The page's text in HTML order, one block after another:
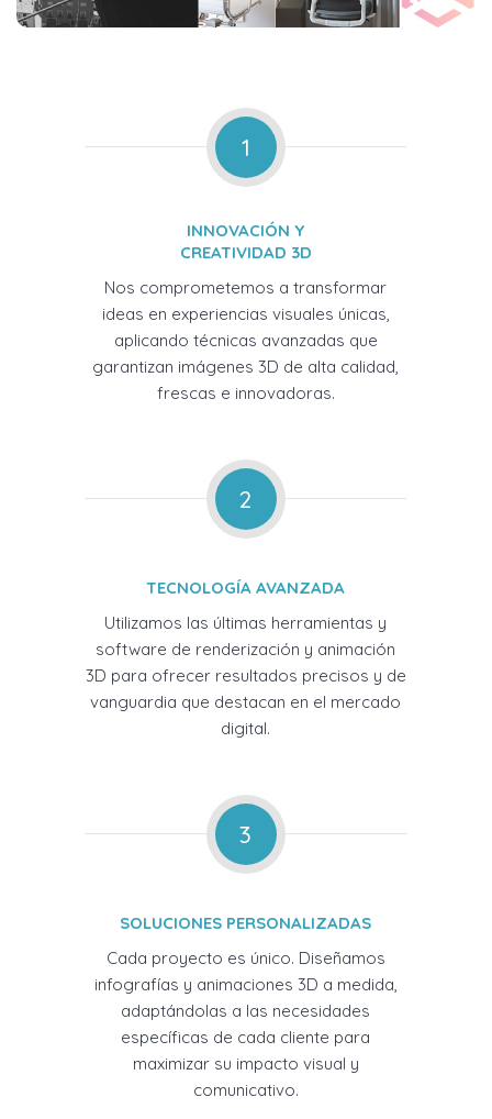
1
INNOVACIÓN Y
CREATIVIDAD 3D
Nos comprometemos a transformar
ideas en experiencias visuales únicas,
aplicando técnicas avanzadas que
garantizan imágenes 3D de alta calidad,
frescas e innovadoras.
2
TECNOLOGÍA AVANZADA
Utilizamos las últimas herramientas y
software de renderización y animación
3D para ofrecer resultados precisos y de
vanguardia que destacan en el mercado
digital.
3
SOLUCIONES PERSONALIZADAS
Cada proyecto es único. Diseñamos
infografías y animaciones 3D a medida,
adaptándolas a las necesidades
específicas de cada cliente para
maximizar su impacto visual y
comunicativo.